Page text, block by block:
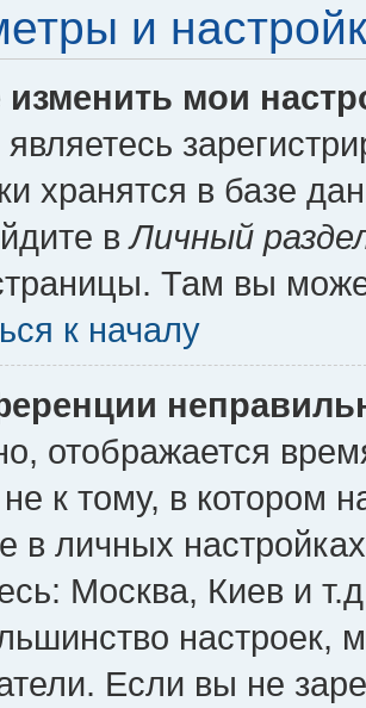
и
изменить мои
хранятся в базе
вЛичный
Там вы
к началу
отображается
к тому, в котором
в личных
Москва, Киев и
настроек,
Если вы не